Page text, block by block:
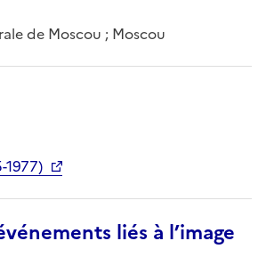
de Moscou ; Moscou
1977)
liés à l’image